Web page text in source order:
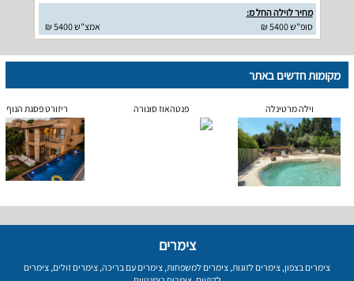
מחיר לוילה החל מ:
סופ"ש 5400 ₪
אמצ"ש 5400 ₪
מקומות חדשים באתר
וילה מרטינלה פנטהאוז סונורה ריזורט פסגת הנוף
צימרים
צימרים בצפון, צימרים לזוגות, צימרים למשפחות, צימרים עם בריכה, צימרים זולים, צימרים